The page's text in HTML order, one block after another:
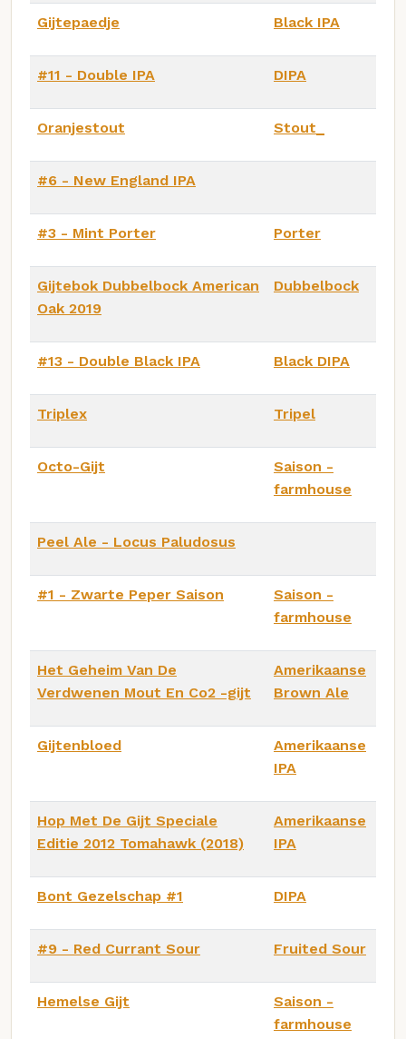
Gijtepaedje Black IPA
#11 - Double IPA DIPA
Oranjestout Stout_
#6 - New England IPA
#3 - Mint Porter Porter
Gijtebok Dubbelbock American
Oak 2019
Dubbelbock
#13 - Double Black IPA Black DIPA
Triplex Tripel
Octo-Gijt
Saison -
farmhouse
Peel Ale - Locus Paludosus
#1 - Zwarte Peper Saison
Saison -
farmhouse
Het Geheim Van De
Verdwenen Mout En Co2 -gijt
Amerikaanse
Brown Ale
Gijtenbloed
Amerikaanse
IPA
Hop Met De Gijt Speciale
Editie 2012 Tomahawk (2018)
Amerikaanse
IPA
Bont Gezelschap #1 DIPA
#9 - Red Currant Sour Fruited Sour
Hemelse Gijt
Saison -
farmhouse